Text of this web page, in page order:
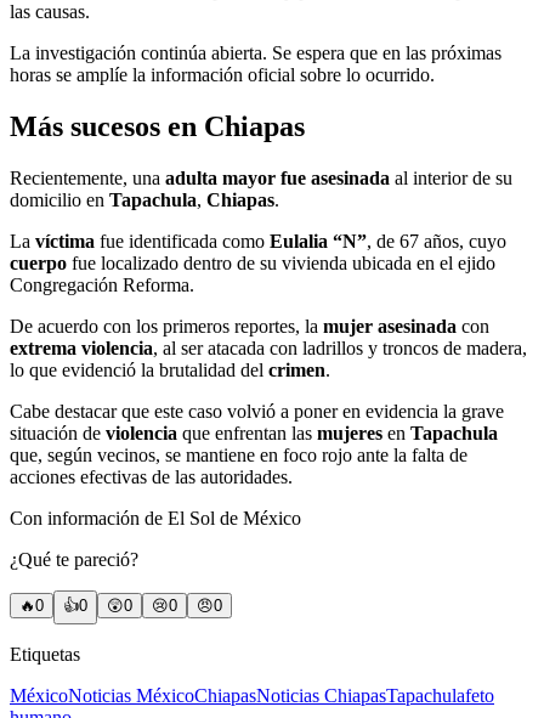
las causas.
La investigación continúa abierta. Se espera que en las próximas
horas se amplíe la información oficial sobre lo ocurrido.
Más sucesos en Chiapas
Recientemente, una adulta mayor fue asesinada al interior de su
domicilio en Tapachula, Chiapas.
La víctima fue identificada como Eulalia “N”, de 67 años, cuyo
cuerpo fue localizado dentro de su vivienda ubicada en el ejido
Congregación Reforma.
De acuerdo con los primeros reportes, la mujer asesinada con
extrema violencia, al ser atacada con ladrillos y troncos de madera,
lo que evidenció la brutalidad del crimen.
Cabe destacar que este caso volvió a poner en evidencia la grave
situación de violencia que enfrentan las mujeres en Tapachula
que, según vecinos, se mantiene en foco rojo ante la falta de
acciones efectivas de las autoridades.
Con información de El Sol de México
¿Qué te pareció?
🔥0 👍0 😲0 😢0 😠0
Etiquetas
MéxicoNoticias MéxicoChiapasNoticias ChiapasTapachulafeto